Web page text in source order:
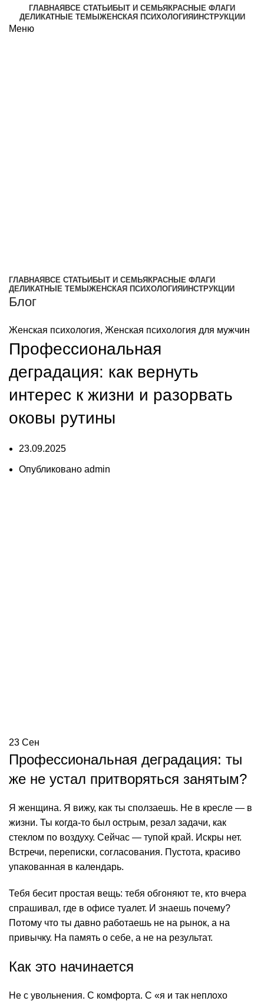
ГЛАВНАЯ ВСЕ СТАТЬИ БЫТ И СЕМЬЯ КРАСНЫЕ ФЛАГИ
ДЕЛИКАТНЫЕ ТЕМЫ ЖЕНСКАЯ ПСИХОЛОГИЯ ИНСТРУКЦИИ
Меню
ГЛАВНАЯ ВСЕ СТАТЬИ БЫТ И СЕМЬЯ КРАСНЫЕ ФЛАГИ
ДЕЛИКАТНЫЕ ТЕМЫ ЖЕНСКАЯ ПСИХОЛОГИЯ ИНСТРУКЦИИ
Блог
Женская психология, Женская психология для мужчин
Профессиональная
деградация: как вернуть
интерес к жизни и разорвать
оковы рутины
23.09.2025
Опубликовано admin
23 Сен
Профессиональная деградация: ты
же не устал притворяться занятым?
Я женщина. Я вижу, как ты сползаешь. Не в кресле — в
жизни. Ты когда-то был острым, резал задачи, как
стеклом по воздуху. Сейчас — тупой край. Искры нет.
Встречи, переписки, согласования. Пустота, красиво
упакованная в календарь.
Тебя бесит простая вещь: тебя обгоняют те, кто вчера
спрашивал, где в офисе туалет. И знаешь почему?
Потому что ты давно работаешь не на рынок, а на
привычку. На память о себе, а не на результат.
Как это начинается
Не с увольнения. С комфорта. С «я и так неплохо